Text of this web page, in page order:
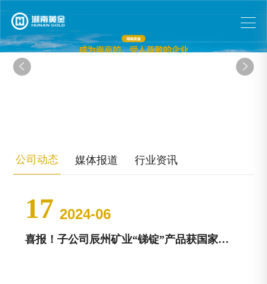
 
公司动态 媒体报道 行业资讯
17 2024-06
喜报！子公司辰州矿业“锑锭”产品获国家级制造业单项冠军